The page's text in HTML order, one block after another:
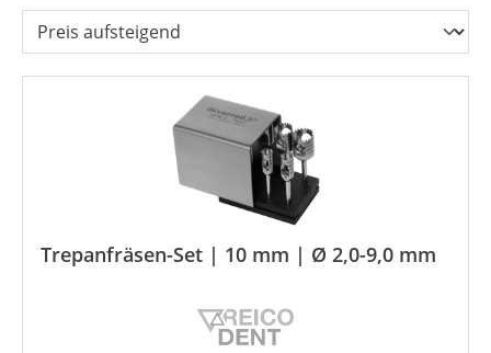
Trepanfräsen-Set | 10 mm | Ø 2,0-9,0 mm